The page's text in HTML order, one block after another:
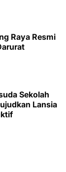
Raya Resmi
Sekolah
Lansia